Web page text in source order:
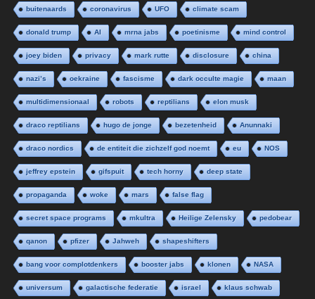
buitenaards coronavirus UFO climate scam
donald trump AI mrna jabs poetinisme mind control
joey biden privacy mark rutte disclosure china
nazi’s oekraine fascisme dark occulte magie maan
multidimensionaal robots reptilians elon musk
draco reptilians hugo de jonge bezetenheid Anunnaki
draco nordics de entiteit die zichzelf god noemt eu NOS
jeffrey epstein gifspuit tech horny deep state
propaganda woke mars false flag
secret space programs mkultra Heilige Zelensky pedobear
qanon pfizer Jahweh shapeshifters
bang voor complotdenkers booster jabs klonen NASA
universum galactische federatie israel klaus schwab